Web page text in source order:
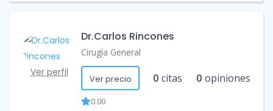
Ver perfil
Dr.Carlos Rincones
Cirugía General
Ver precio 0 citas 0 opiniones
0.00